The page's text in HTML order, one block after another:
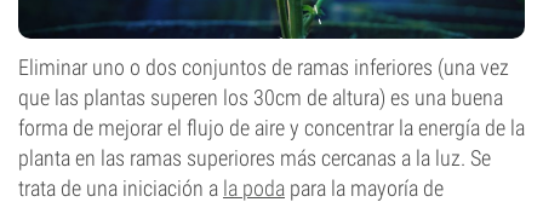
Eliminar uno o dos conjuntos de ramas inferiores (una vez
que las plantas superen los 30cm de altura) es una buena
forma de mejorar el flujo de aire y concentrar la energía de la
planta en las ramas superiores más cercanas a la luz. Se
trata de una iniciación a la poda para la mayoría de